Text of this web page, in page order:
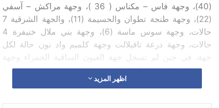
(40)، وجهة فاس – مكناس ( 36 )، وجهة مراكش – آسفي
(22)، وجهة طنجة تطوان والحسيمة (11)، والجهة الشرقية 7
حالات، وجهة سوس ماسة (6)، وجهة بني ملال خنيفرة 4
حالات، وجهة درعة تافيلالت وجهة كلميم واد نون حالة لكل
جهة، في حين لم تسجل جهة العيون الساقية الحمراء وجهة
الداخلة وادي الذهب أي حالة.
اظهر المزيد